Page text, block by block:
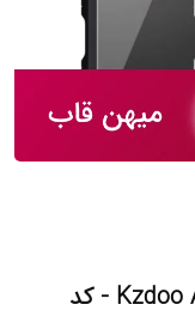
قاب کی زد دو Kzdoo Ares Sport Iphone - کد